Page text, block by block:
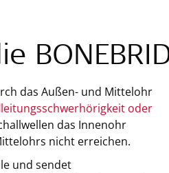
das Außen- und Mittelohr
oder
das Innenohr
nicht erreichen.
und sendet